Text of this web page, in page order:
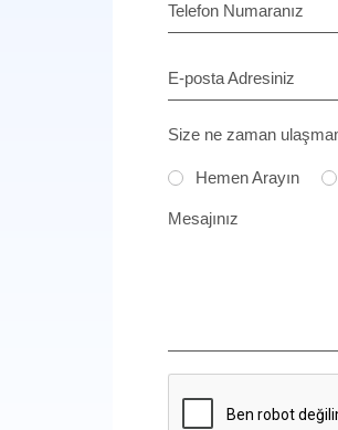
Telefon Numaranız
E-posta Adresiniz
Size ne zaman
Hemen Arayın
Mesajınız